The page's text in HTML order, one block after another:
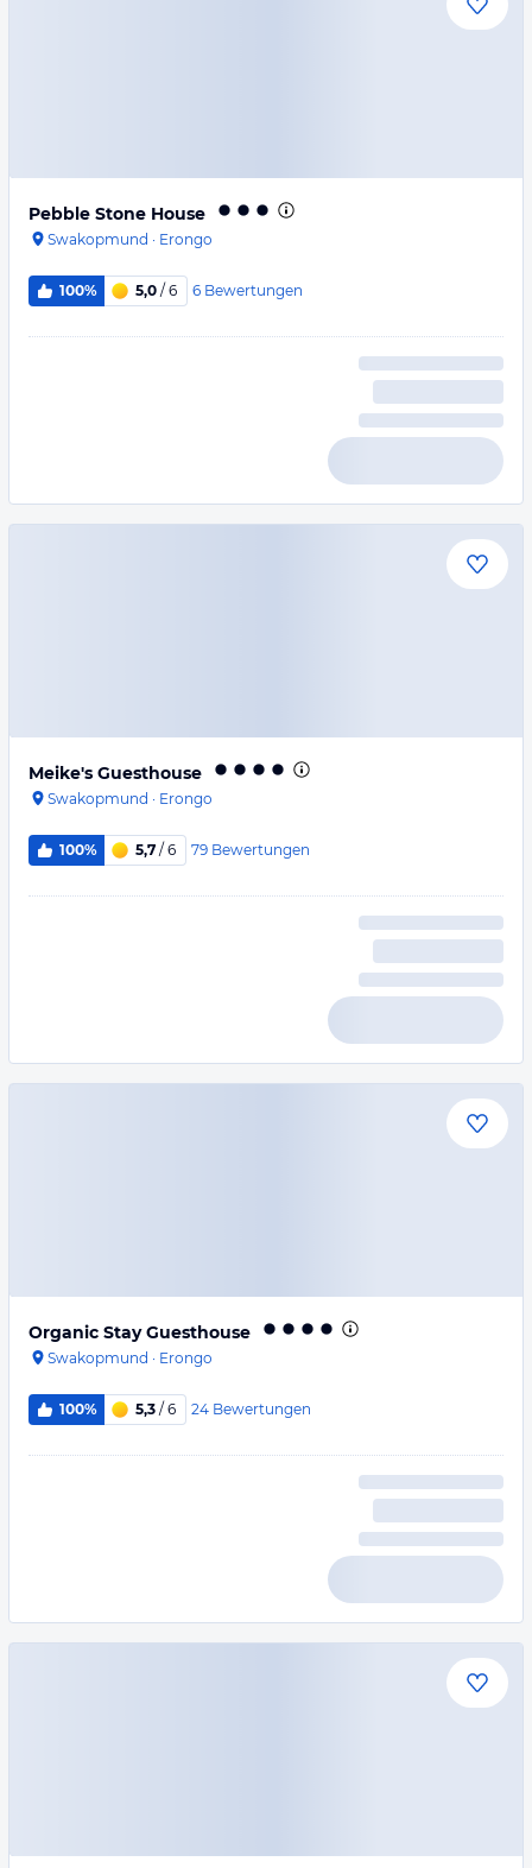
Pebble Stone House
Swakopmund · Erongo
100% 5,0 / 6 6 Bewertungen
Meike's Guesthouse
Swakopmund · Erongo
100% 5,7 / 6 79 Bewertungen
Organic Stay Guesthouse
Swakopmund · Erongo
100% 5,3 / 6 24 Bewertungen